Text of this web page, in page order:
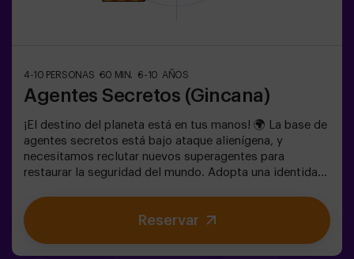
4-10 PERSONAS 60 MIN. 6-10 AÑOS
Agentes Secretos (Gincana)
¡El destino del planeta está en tus manos! 🌍 La base de
agentes secretos está bajo ataque alienígena, y
necesitamos reclutar nuevos superagentes para
restaurar la seguridad del mundo. Adopta una identidad
equipo excepcional, preparado para enfrentar cualquier
amenaza. 💪 ¡Cada segundo cuenta! ¿Te atreves a
aceptar la misión? 🎯 El juego está diseñado
Reservar